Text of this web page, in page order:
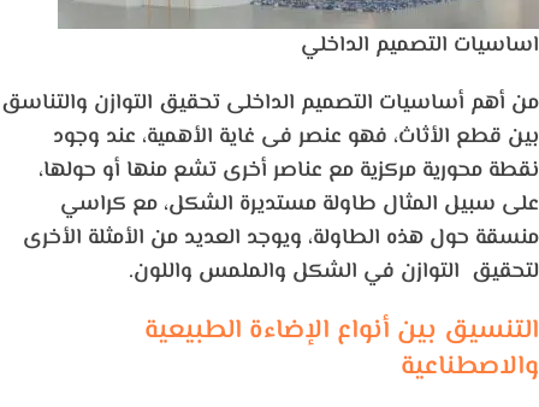
اساسيات التصميم الداخلي
من أهم أساسيات التصميم الداخلى تحقيق التوازن والتناسق
بين قطع الأثاث، فهو عنصر فى غاية الأهمية، عند وجود
نقطة محورية مركزية مع عناصر أخرى تشع منها أو حولها،
على سبيل المثال طاولة مستديرة الشكل، مع كراسي
منسقة حول هذه الطاولة، ويوجد العديد من الأمثلة الأخرى
لتحقيق التوازن في الشكل والملمس واللون.
التنسيق بين أنواع الإضاءة الطبيعية
والاصطناعية